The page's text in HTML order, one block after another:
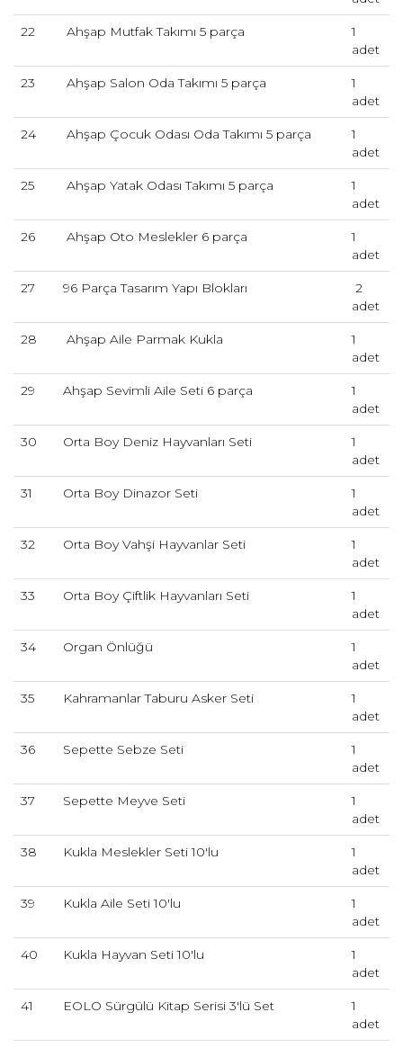
22 Ahşap Mutfak Takımı 5 parça
1
adet
23 Ahşap Salon Oda Takımı 5 parça
1
adet
24 Ahşap Çocuk Odası Oda Takımı 5 parça
1
adet
25 Ahşap Yatak Odası Takımı 5 parça
1
adet
26 Ahşap Oto Meslekler 6 parça
1
adet
27 96 Parça Tasarım Yapı Blokları
2
adet
28 Ahşap Aile Parmak Kukla
1
adet
29 Ahşap Sevimli Aile Seti 6 parça
1
adet
30 Orta Boy Deniz Hayvanları Seti
1
adet
31 Orta Boy Dinazor Seti
1
adet
32 Orta Boy Vahşi Hayvanlar Seti
1
adet
33 Orta Boy Çiftlik Hayvanları Seti
1
adet
34 Organ Önlüğü
1
adet
35 Kahramanlar Taburu Asker Seti
1
adet
36 Sepette Sebze Seti
1
adet
37 Sepette Meyve Seti
1
adet
38 Kukla Meslekler Seti 10'lu
1
adet
39 Kukla Aile Seti 10'lu
1
adet
40 Kukla Hayvan Seti 10'lu
1
adet
41 EOLO Sürgülü Kitap Serisi 3'lü Set
1
adet